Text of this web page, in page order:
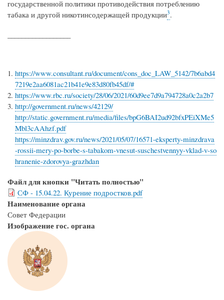
государственной политики противодействия потреблению
табака и другой никотинсодержащей продукции3.
https://www.consultant.ru/document/cons_doc_LAW_5142/7b6abd4
7219e2aa6081ac21b41e9e83d80fb45df/#
https://www.rbc.ru/society/28/06/2021/60d9ee7d9a794728a0c2a2b7
http://government.ru/news/42129/
http://static.government.ru/media/files/bpG6BAI2ud92bfxPEiXMe5
Mbl3cAAhzf.pdf
https://minzdrav.gov.ru/news/2021/05/07/16571-eksperty-minzdrava
-rossii-mery-po-borbe-s-tabakom-vnesut-suschestvennyy-vklad-v-so
hranenie-zdorovya-grazhdan
Файл для кнопки "Читать полностью"
СФ - 15.04.22. Курение подростков.pdf
Наименование органа
Совет Федерации
Изображение гос. органа